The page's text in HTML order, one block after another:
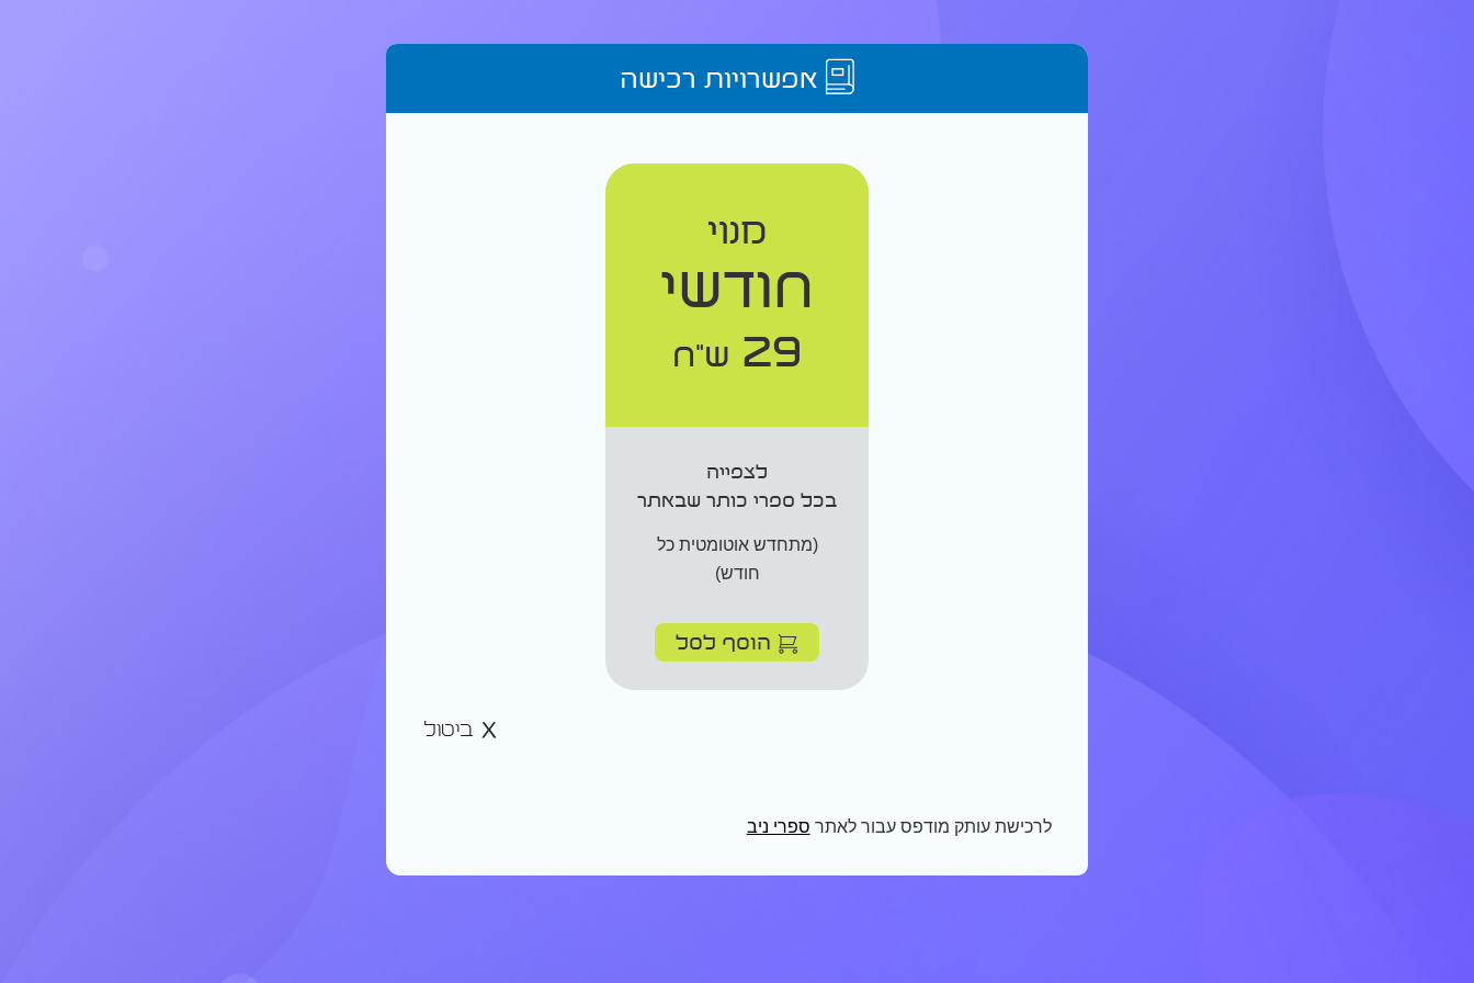
אפשרויות רכישה
מנוי
חודשי
29 ש"ח
לצפייה
בכל ספרי כותר שבאתר
(מתחדש אוטומטית כל
חודש)
הוסף לסל
ביטול
לרכישת עותק מודפס עבור לאתר ספרי ניב